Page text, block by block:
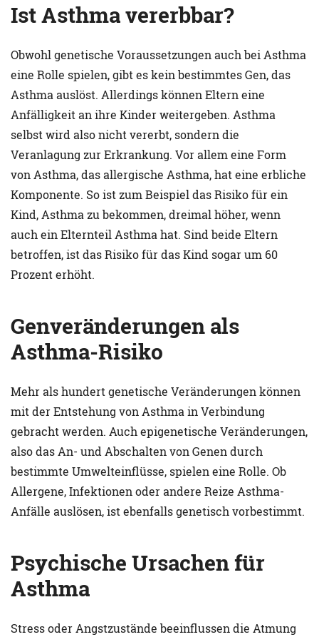
Ist Asthma vererbbar?
Obwohl genetische Voraussetzungen auch bei Asthma
eine Rolle spielen, gibt es kein bestimmtes Gen, das
Asthma auslöst. Allerdings können Eltern eine
Anfälligkeit an ihre Kinder weitergeben. Asthma
selbst wird also nicht vererbt, sondern die
Veranlagung zur Erkrankung. Vor allem eine Form
von Asthma, das allergische Asthma, hat eine erbliche
Komponente. So ist zum Beispiel das Risiko für ein
Kind, Asthma zu bekommen, dreimal höher, wenn
auch ein Elternteil Asthma hat. Sind beide Eltern
betroffen, ist das Risiko für das Kind sogar um 60
Prozent erhöht.
Genveränderungen als
Asthma-Risiko
Mehr als hundert genetische Veränderungen können
mit der Entstehung von Asthma in Verbindung
gebracht werden. Auch epigenetische Veränderungen,
also das An- und Abschalten von Genen durch
bestimmte Umwelteinflüsse, spielen eine Rolle. Ob
Allergene, Infektionen oder andere Reize Asthma-
Anfälle auslösen, ist ebenfalls genetisch vorbestimmt.
Psychische Ursachen für
Asthma
Stress oder Angstzustände beeinflussen die Atmung